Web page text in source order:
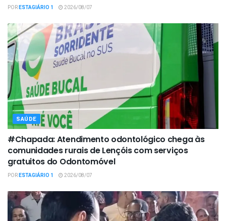
PORESTAGIÁRIO 1 2026/08/07
SAÚDE
#Chapada: Atendimento odontológico chega às
comunidades rurais de Lençóis com serviços
gratuitos do Odontomóvel
PORESTAGIÁRIO 1 2026/08/07